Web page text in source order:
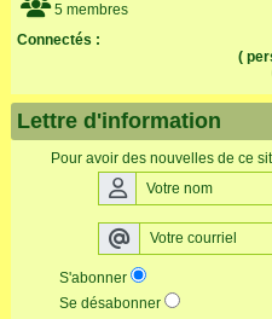
5 membres
Connectés :
(
Lettre d'information
Pour avoir des nouvelles de ce
S'abonner
Se désabonner